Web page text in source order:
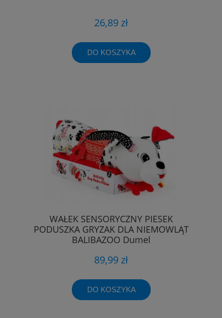
26,89 zł
DO KOSZYKA
WAŁEK SENSORYCZNY PIESEK
PODUSZKA GRYZAK DLA NIEMOWLĄT
BALIBAZOO Dumel
89,99 zł
DO KOSZYKA